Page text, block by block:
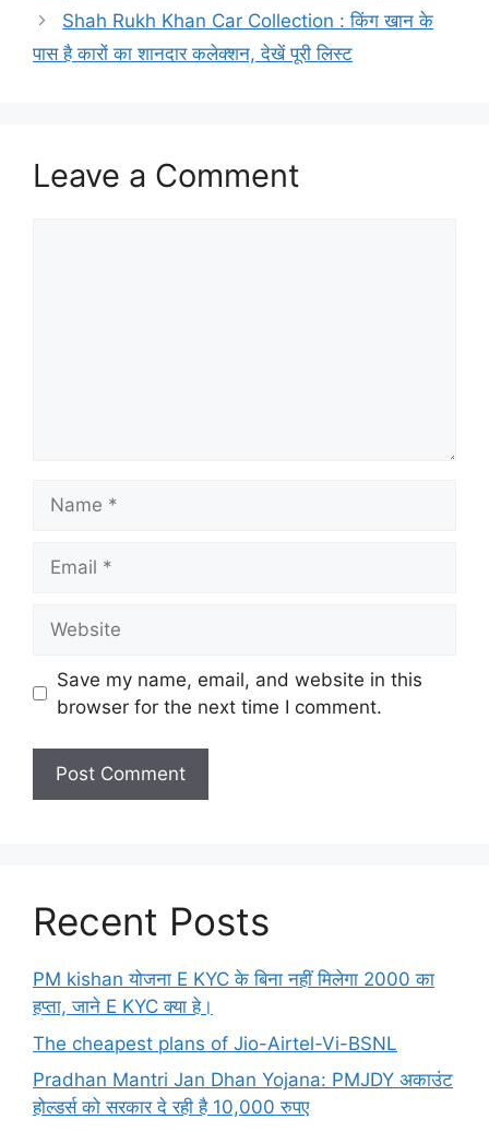
Shah Rukh Khan Car Collection : किंग खान के
पास है कारों का शानदार कलेक्शन, देखें पूरी लिस्ट
Leave a Comment
Save my name, email, and website in this
browser for the next time I comment.
Recent Posts
PM kishan योजना E KYC के बिना नहीं मिलेगा 2000 का
हप्ता, जाने E KYC क्या हे।
The cheapest plans of Jio-Airtel-Vi-BSNL
Pradhan Mantri Jan Dhan Yojana: PMJDY अकाउंट
होल्डर्स को सरकार दे रही है 10,000 रुपए